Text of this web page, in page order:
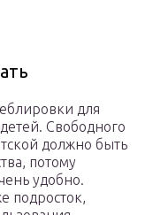
для
Свободного
должно быть
потому
удобно.
подросток,